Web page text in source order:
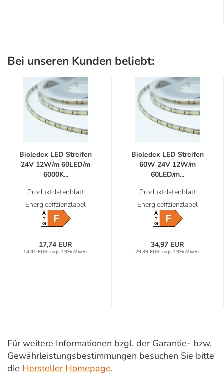
Bei unseren Kunden beliebt:
Bioledex LED Streifen
24V 12W/m 60LED/m
6000K...
Produktdatenblatt
Energieeffzienzlabel
A
GF
17,74 EUR
14,91 EUR zzgl. 19% MwSt.
Bioledex LED Streifen
60W 24V 12W/m
60LED/m...
Produktdatenblatt
Energieeffzienzlabel
A
GF
34,97 EUR
29,39 EUR zzgl. 19% MwSt.
Für weitere Informationen bzgl. der Garantie- bzw.
Gewährleistungsbestimmungen besuchen Sie bitte
die Hersteller Homepage.